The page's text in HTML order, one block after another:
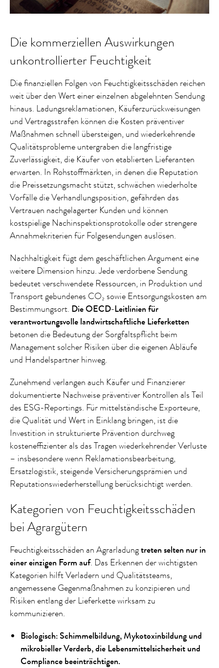
Die kommerziellen Auswirkungen
unkontrollierter Feuchtigkeit
Die finanziellen Folgen von Feuchtigkeitsschäden reichen
weit über den Wert einer einzelnen abgelehnten Sendung
hinaus. Ladungsreklamationen, Käuferzurückweisungen
und Vertragsstrafen können die Kosten präventiver
Maßnahmen schnell übersteigen, und wiederkehrende
Qualitätsprobleme untergraben die langfristige
Zuverlässigkeit, die Käufer von etablierten Lieferanten
erwarten. In Rohstoffmärkten, in denen die Reputation
die Preissetzungsmacht stützt, schwächen wiederholte
Vorfälle die Verhandlungsposition, gefährden das
Vertrauen nachgelagerter Kunden und können
kostspielige Nachinspektionsprotokolle oder strengere
Annahmekriterien für Folgesendungen auslösen.
Nachhaltigkeit fügt dem geschäftlichen Argument eine
weitere Dimension hinzu. Jede verdorbene Sendung
bedeutet verschwendete Ressourcen, in Produktion und
Transport gebundenes CO₂ sowie Entsorgungskosten am
Bestimmungsort. Die OECD-Leitlinien für
verantwortungsvolle landwirtschaftliche Lieferketten
betonen die Bedeutung der Sorgfaltspflicht beim
Management solcher Risiken über die eigenen Abläufe
und Handelspartner hinweg.
Zunehmend verlangen auch Käufer und Finanzierer
dokumentierte Nachweise präventiver Kontrollen als Teil
des ESG-Reportings. Für mittelständische Exporteure,
die Qualität und Wert in Einklang bringen, ist die
Investition in strukturierte Prävention durchweg
kosteneffizienter als das Tragen wiederkehrender Verluste
– insbesondere wenn Reklamationsbearbeitung,
Ersatzlogistik, steigende Versicherungsprämien und
Reputationswiederherstellung berücksichtigt werden.
Kategorien von Feuchtigkeitsschäden
bei Agrargütern
Feuchtigkeitsschäden an Agrarladungtreten selten nur in
einer einzigen Form auf. Das Erkennen der wichtigsten
Kategorien hilft Verladern und Qualitätsteams,
angemessene Gegenmaßnahmen zu konzipieren und
Risiken entlang der Lieferkette wirksam zu
kommunizieren.
Biologisch: Schimmelbildung, Mykotoxinbildung und
mikrobieller Verderb, die Lebensmittelsicherheit und
Compliance beeinträchtigen.